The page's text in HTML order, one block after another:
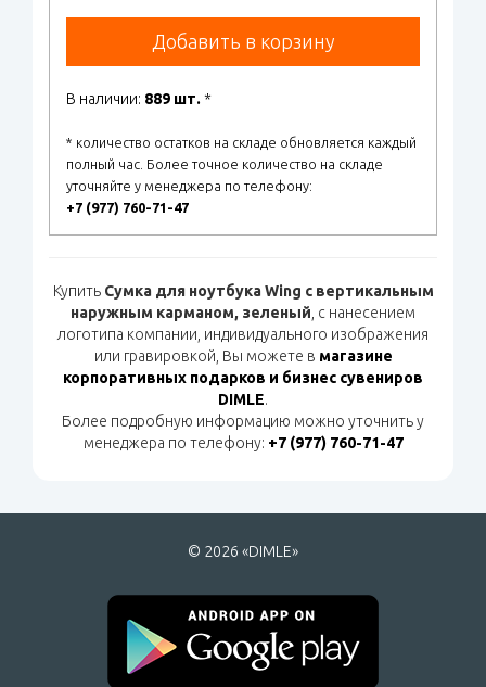
Добавить в корзину
В наличии: 889 шт. *
* количество остатков на складе обновляется каждый
полный час. Более точное количество на складе
уточняйте у менеджера по телефону:
+7 (977) 760-71-47
Купить Сумка для ноутбука Wing с вертикальным
наружным карманом, зеленый , с нанесением
логотипа компании, индивидуального изображения
или гравировкой, Вы можете в магазине
корпоративных подарков и бизнес сувениров
DIMLE.
Более подробную информацию можно уточнить у
менеджера по телефону: +7 (977) 760-71-47
© 2026 «DIMLE»